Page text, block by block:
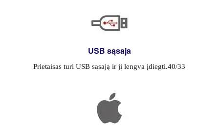
USB sąsaja
Prietaisas turi USB sąsają ir jį lengva įdiegti.40/33